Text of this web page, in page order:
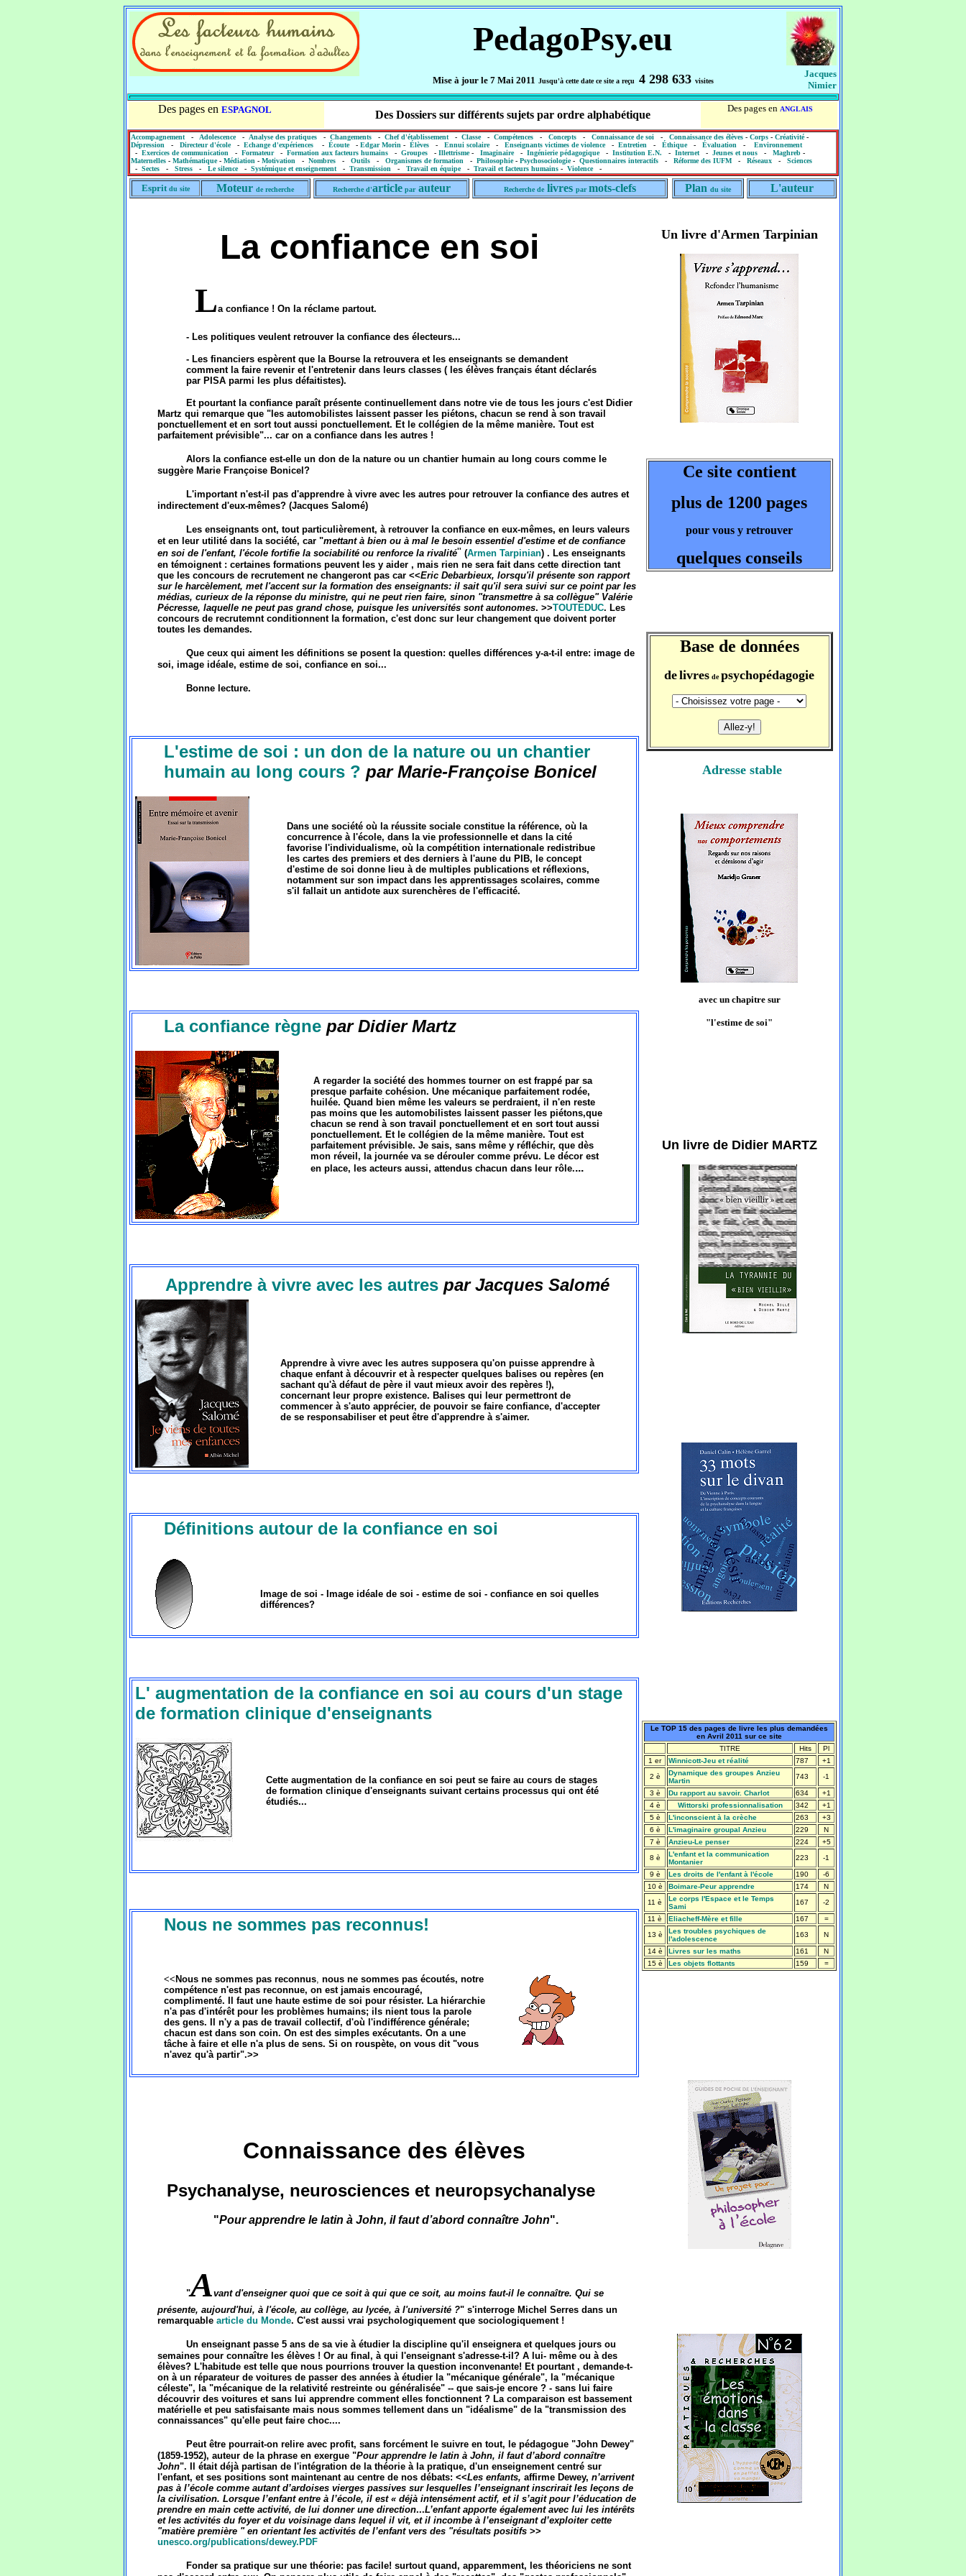
PedagoPsy.eu
Mise à jour le 7 Mai 2011 Jusqu'à cette date ce site a reçu 4 298 633 visites
Jacques
Nimier
Des pages en ESPAGNOL Des Dossiers sur différents sujets par ordre alphabétique
Des pages en ANGLAIS
Accompagnement - Adolescence- Analyse des pratiques - Changements - Chef d'établissement - Classe- Compétences - Concepts - Connaissance de soi - Connaissance des élèves - Corps - Créativité-
Dépression - Directeur d'école- Echange d'expériences - Écoute- Edgar Morin - Élèves - Ennui scolaire- Enseignants victimes de violence- Entretien - Éthique- Évaluation -
Environnement
- Exercices de communication - Formateur- Formation aux facteurs humains - Groupes - Illettrisme- Imaginaire- Ingénierie pédagogique- Institution E.N. - Internet - Jeunes et nous - Maghreb -
Maternelles - Mathématique- Médiation - Motivation - Nombres - Outils - Organismes de formation - Philosophie- Psychosociologie- Questionnaires interactifs - Réforme des IUFM - Réseaux -
Sciences
- Sectes - Stress - Le silence- Systémique et enseignement - Transmission - Travail en équipe- Travail et facteurs humains - Violence-
Esprit du site Moteur de recherche Recherche d'article parauteur Recherche de livres parmots-clefs Plan du site L'auteur
La confiance en soi
La confiance ! On la réclame partout.
- Les politiques veulent retrouver la confiance des électeurs...
- Les financiers espèrent que la Bourse la retrouvera et les enseignants se demandent
comment la faire revenir et l'entretenir dans leurs classes ( les élèves français étant déclarés
par PISA parmi les plus défaitistes).
Et pourtant la confiance paraît présente continuellement dans notre vie de tous les jours c'est Didier
Martz qui remarque que "les automobilistes laissent passer les piétons, chacun se rend à son travail
ponctuellement et en sort tout aussi ponctuellement. Et le collégien de la même manière. Tout est
parfaitement prévisible"... car on a confiance dans les autres !
Alors la confiance est-elle un don de la nature ou un chantier humain au long cours comme le
suggère Marie Françoise Bonicel?
L'important n'est-il pas d'apprendre à vivre avec les autres pour retrouver la confiance des autres et
indirectement d'eux-mêmes? (Jacques Salomé)
Les enseignants ont, tout particulièrement, à retrouver la confiance en eux-mêmes, en leurs valeurs
et en leur utilité dans la société, car "mettant à bien ou à mal le besoin essentiel d'estime et de confiance
en soi de l'enfant, l'école fortifie la sociabilité ou renforce la rivalité" (Armen Tarpinian) . Les enseignants
en témoignent : certaines formations peuvent les y aider , mais rien ne sera fait dans cette direction tant
que les concours de recrutement ne changeront pas car <<Eric Debarbieux, lorsqu'il présente son rapport
sur le harcèlement, met l'accent sur la formation des enseignants: il sait qu'il sera suivi sur ce point par les
médias, curieux de la réponse du ministre, qui ne peut rien faire, sinon "transmettre à sa collègue" Valérie
Pécresse, laquelle ne peut pas grand chose, puisque les universités sont autonomes. >>TOUTEDUC. Les
concours de recrutemnt conditionnent la formation, c'est donc sur leur changement que doivent porter
toutes les demandes.
Que ceux qui aiment les définitions se posent la question: quelles différences y-a-t-il entre: image de
soi, image idéale, estime de soi, confiance en soi...
Bonne lecture.
L'estime de soi : un don de la nature ou un chantier
humain au long cours ? par Marie-Françoise Bonicel
Dans une société où la réussite sociale constitue la référence, où la
concurrence à l'école, dans la vie professionnelle et dans la cité
favorise l'individualisme, où la compétition internationale redistribue
les cartes des premiers et des derniers à l'aune du PIB, le concept
d'estime de soi donne lieu à de multiples publications et réflexions,
notamment sur son impact dans les apprentissages scolaires, comme
s'il fallait un antidote aux surenchères de l'efficacité.
La confiance règne par Didier Martz
A regarder la société des hommes tourner on est frappé par sa
presque parfaite cohésion. Une mécanique parfaitement rodée,
huilée. Quand bien même les valeurs se perdraient, il n'en reste
pas moins que les automobilistes laissent passer les piétons,que
chacun se rend à son travail ponctuellement et en sort tout aussi
ponctuellement. Et le collégien de la même manière. Tout est
parfaitement prévisible. Je sais, sans même y réfléchir, que dès
mon réveil, la journée va se dérouler comme prévu. Le décor est
en place, les acteurs aussi, attendus chacun dans leur rôle....
Apprendre à vivre avec les autres par Jacques Salomé
Apprendre à vivre avec les autres supposera qu'on puisse apprendre à
chaque enfant à découvrir et à respecter quelques balises ou repères (en
sachant qu'à défaut de père il vaut mieux avoir des repères !),
concernant leur propre existence. Balises qui leur permettront de
commencer à s'auto apprécier, de pouvoir se faire confiance, d'accepter
de se responsabiliser et peut être d'apprendre à s'aimer.
Définitions autour de la confiance en soi
Image de soi - Image idéale de soi - estime de soi - confiance en soi quelles
différences?
L' augmentation de la confiance en soi au cours d'un stage
de formation clinique d'enseignants
Cette augmentation de la confiance en soi peut se faire au cours de stages
de formation clinique d'enseignants suivant certains processus qui ont été
étudiés...
Nous ne sommes pas reconnus!
<< Nous ne sommes pas reconnus, nous ne sommes pas écoutés, notre
compétence n'est pas reconnue, on est jamais encouragé,
complimenté. Il faut une haute estime de soi pour résister. La hiérarchie
n'a pas d'intérêt pour les problèmes humains; ils nient tous la parole
des gens. Il n'y a pas de travail collectif, d'où l'indifférence générale;
chacun est dans son coin. On est des simples exécutants. On a une
tâche à faire et elle n'a plus de sens. Si on rouspète, on vous dit "vous
n'avez qu'à partir".>>
Connaissance des élèves
Psychanalyse, neurosciences et neuropsychanalyse
"Pour apprendre le latin à John, il faut d’abord connaître John".
"Avant d'enseigner quoi que ce soit à qui que ce soit, au moins faut-il le connaître. Qui se
présente, aujourd'hui, à l'école, au collège, au lycée, à l'université ?" s'interroge Michel Serres dans un
remarquable article du Monde. C'est aussi vrai psychologiquement que sociologiquement !
Un enseignant passe 5 ans de sa vie à étudier la discipline qu'il enseignera et quelques jours ou
semaines pour connaître les élèves ! Or au final, à qui l'enseignant s'adresse-t-il? A lui- même ou à des
élèves? L'habitude est telle que nous pourrions trouver la question inconvenante! Et pourtant , demande-t-
on à un réparateur de voitures de passer des années à étudier la "mécanique générale", la "mécanique
céleste", la "mécanique de la relativité restreinte ou généralisée" -- que sais-je encore ? - sans lui faire
découvrir des voitures et sans lui apprendre comment elles fonctionnent ? La comparaison est bassement
matérielle et peu satisfaisante mais nous sommes tellement dans un "idéalisme" de la "transmission des
connaissances" qu'elle peut faire choc....
Peut être pourrait-on relire avec profit, sans forcément le suivre en tout, le pédagogue "John Dewey"
(1859-1952), auteur de la phrase en exergue "Pour apprendre le latin à John, il faut d’abord connaître
John". Il était déjà partisan de l'intégration de la théorie à la pratique, d'un enseignement centré sur
l'enfant, et ses positions sont maintenant au centre de nos débats: <<Les enfants, affirme Dewey, n’arrivent
pas à l’école comme autant d’ardoises vierges passives sur lesquelles l’enseignant inscrirait les leçons de
la civilisation. Lorsque l’enfant entre à l’école, il est « déjà intensément actif, et il s’agit pour l’éducation de
prendre en main cette activité, de lui donner une direction...L’enfant apporte également avec lui les intérêts
et les activités du foyer et du voisinage dans lequel il vit, et il incombe à l’enseignant d’exploiter cette
"matière première " en orientant les activités de l’enfant vers des "résultats positifs >>
unesco.org/publications/dewey.PDF
Fonder sa pratique sur une théorie: pas facile! surtout quand, apparemment, les théoriciens ne sont
Un livre d'Armen Tarpinian
Ce site contient
plus de 1200 pages
pour vous y retrouver
quelques conseils
Base de données
delivres depsychopédagogie
Adresse stable
avec un chapitre sur
"l'estime de soi"
Un livre de Didier MARTZ
Le TOP 15 des pages de livre les plus demandées
en Avril 2011 sur ce site
TITRE
Hits
Pl
1 er
Winnicott-Jeu et réalité 787
+1
2 è
Dynamique des groupes Anzieu
Martin
743 -1
3 è Du rapport au savoir. Charlot 634
+1
4 è
Wittorski professionnalisation 342
+1
5 è
L'inconscient à la crèche 263
+3
6 è
L'imaginaire groupal Anzieu 229
N
7 è
Anzieu-Le penser 224
+5
8 è
L'enfant et la communication
Montanier
223 -1
9 è Les droits de l'enfant à l'école 190
-6
10 è
Boimare-Peur apprendre 174
N
11 è
Le corps l'Espace et le Temps
Sami
167 -2
11 è Eliacheff-Mère et fille 167
=
13 è
Les troubles psychiques de
l'adolescence
163 N
14 è Livres sur les maths 161
N
15 è
Les objets flottants 159 =